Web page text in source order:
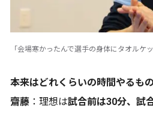
「会場寒かったんで選手の身体にタオルケ
――本来はどれくらいの時間やるも
齋藤 ：理想は試合前は30分、試